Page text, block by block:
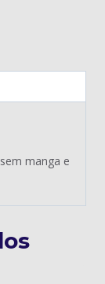
manga e